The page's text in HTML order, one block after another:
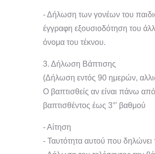
- Δήλωση των γονέων του
έγγραφη εξουσιοδότηση του
όνομα του τέκνου.
3. Δήλωση Βάπτισης
(Δήλωση εντός 90 ημερών,
Ο βαπτισθείς αν είναι πάνω
βαπτισθέντος έως 3°' βαθμού
- Αίτηση
- Ταυτότητα αυτού που δηλώνει